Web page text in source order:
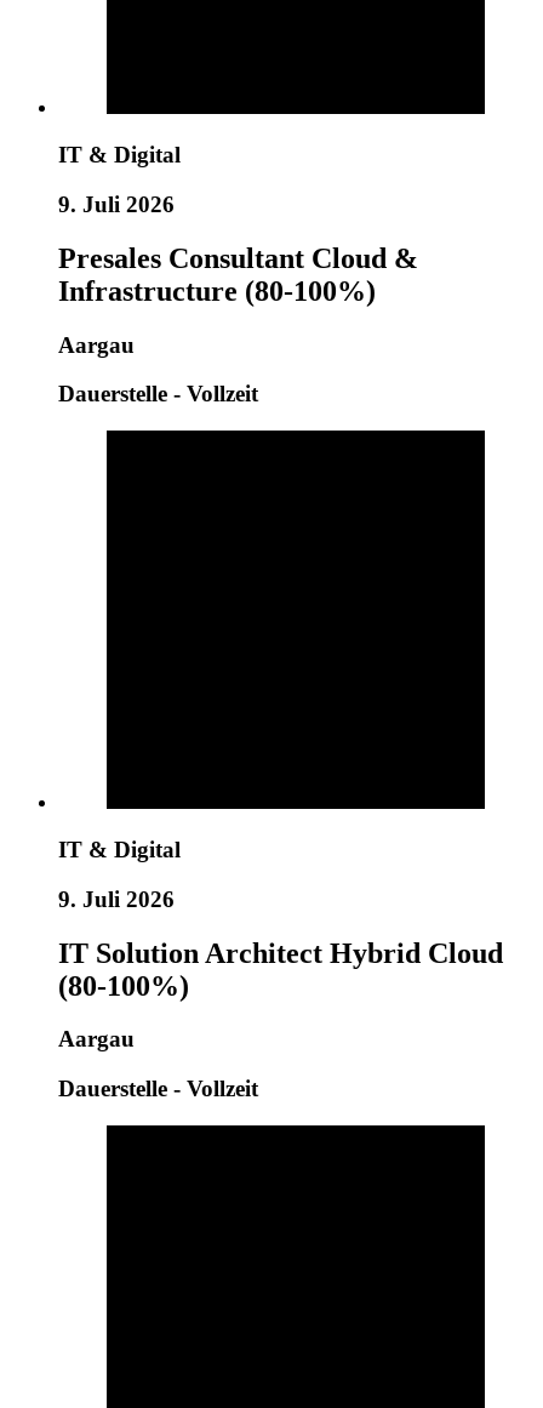
IT & Digital
9. Juli 2026
Presales Consultant Cloud &
Infrastructure (80-100%)
Aargau
Dauerstelle - Vollzeit
IT & Digital
9. Juli 2026
IT Solution Architect Hybrid Cloud
(80-100%)
Aargau
Dauerstelle - Vollzeit